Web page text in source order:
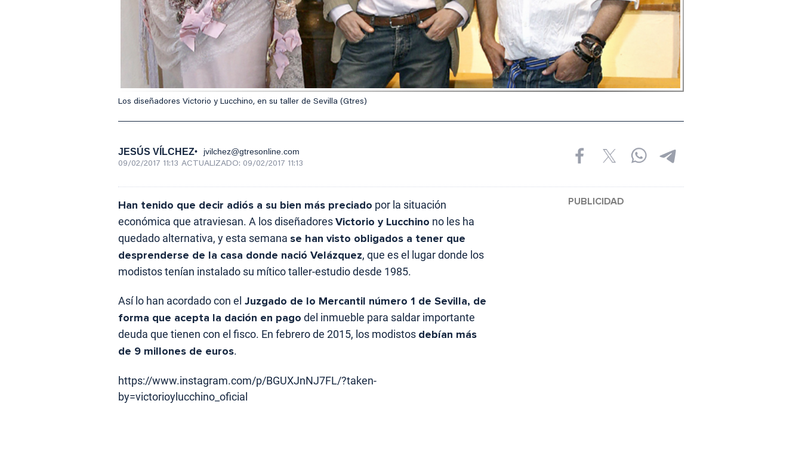
Los diseñadores Victorio y Lucchino, en su taller de Sevilla (Gtres)
JESÚS VÍLCHEZ jvilchez@gtresonline.com
09/02/2017 11:13 ACTUALIZADO: 09/02/2017 11:13
Han tenido que decir adiós a su bien más preciado por la situación
económica que atraviesan. A los diseñadoresVictorio y Lucchino no les ha
quedado alternativa, y esta semana se han visto obligados a tener que
desprenderse de la casa donde nació Velázquez, que es el lugar donde los
modistos tenían instalado su mítico taller-estudio desde 1985.
Así lo han acordado con el Juzgado de lo Mercantil número 1 de Sevilla, de
forma que acepta la dación en pago del inmueble para saldar importante
deuda que tienen con el fisco. En febrero de 2015, los modistos debían más
de 9 millones de euros.
https://www.instagram.com/p/BGUXJnNJ7FL/?taken-
by=victorioylucchino_oficial